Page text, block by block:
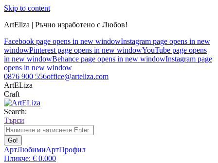
Skip to content
ArtEliza | Ръчно изработено с Любов!
Facebook page opens in new windowInstagram page opens in new
windowPinterest page opens in new windowYouTube page opens
in new windowBehance page opens in new windowInstagram page
opens in new window
0876 900 556office@arteliza.com
ArtELiza
Craft
Search:
Търси
АртЛюбимиАртПрофил
Пликче: € 0.000